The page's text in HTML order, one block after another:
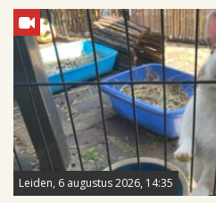
Leiden, 6 augustus 2026, 14:35